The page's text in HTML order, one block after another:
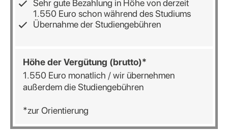
Sehr gute Bezahlung in Höhe von derzeit
1.550 Euro schon während des Studiums
Übernahme der Studiengebühren
Höhe der Vergütung (brutto)*
1.550 Euro monatlich / wir übernehmen
außerdem die Studiengebühren
*zur Orientierung